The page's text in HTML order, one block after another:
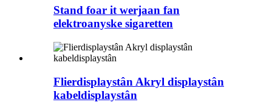
Stand foar it werjaan fan
elektroanyske sigaretten
Flierdisplaystân Akryl displaystân
kabeldisplaystân